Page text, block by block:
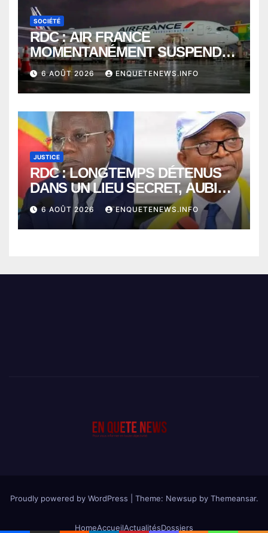
SOCIÉTÉ
RDC : AIR FRANCE
MOMENTANÉMENT SUSPENDU
ENTRE KINSHASA ET PARIS ?
6 AOÛT 2026 ENQUETENEWS.INFO
JUSTICE
RDC : LONGTEMPS DÉTENUS
DANS UN LIEU SECRET, AUBIN
MINAKU ET EMMANUEL
SHADARY TRANSFÉRÉS À
L’AUDITORAT MILITAIRE
6 AOÛT 2026 ENQUETENEWS.INFO
Proudly powered by WordPress Theme: Newsup by Themeansar.
HomeAccueilActualitésDossiers